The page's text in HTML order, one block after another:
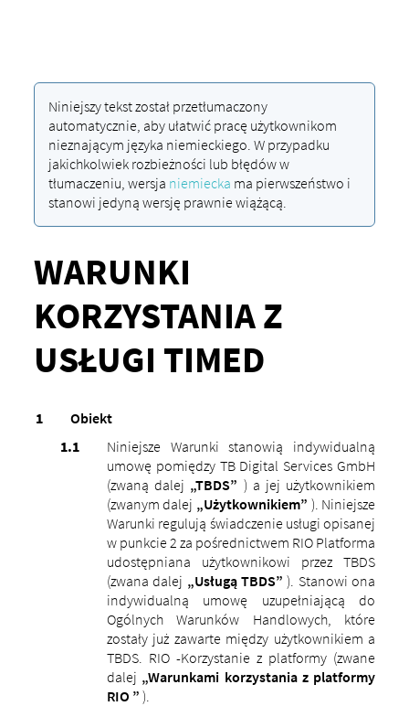
Niniejszy tekst został przetłumaczony
automatycznie, aby ułatwić pracę użytkownikom
nieznającym języka niemieckiego. W przypadku
jakichkolwiek rozbieżności lub błędów w
tłumaczeniu, wersja niemiecka ma pierwszeństwo i
stanowi jedyną wersję prawnie wiążącą.
WARUNKI
KORZYSTANIA Z
USŁUGI TIMED
Obiekt
Niniejsze Warunki stanowią indywidualną
umowę pomiędzy TB Digital Services GmbH
(zwaną dalej „TBDS” ) a jej użytkownikiem
(zwanym dalej „Użytkownikiem” ). Niniejsze
Warunki regulują świadczenie usługi opisanej
w punkcie 2 za pośrednictwem RIO Platforma
udostępniana użytkownikowi przez TBDS
(zwana dalej „Usługą TBDS” ). Stanowi ona
indywidualną umowę uzupełniającą do
Ogólnych Warunków Handlowych, które
zostały już zawarte między użytkownikiem a
TBDS. RIO -Korzystanie z platformy (zwane
dalej „Warunkami korzystania z platformy
RIO ” ).